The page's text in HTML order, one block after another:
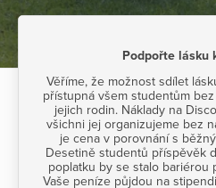
Podpořte lásku
Věříme, že možnost sdílet
přístupná všem studentům
jejich rodin. Náklady na
všichni jej organizujeme bez
je cena v porovnání s
Desetině studentů příspěvěk
poplatku by se stalo bariérou
Vaše peníze půjdou na